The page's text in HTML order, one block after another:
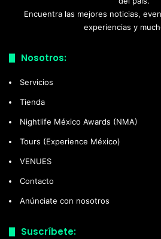
Encuentra las mejores noticias,
experiencias y
Nosotros:
Servicios
Tienda
Nightlife México Awards (NMA)
Tours (Experience México)
VENUES
Contacto
Anúnciate con nosotros
Suscríbete: